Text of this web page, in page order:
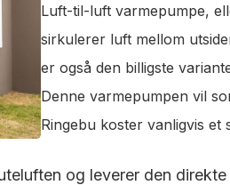
Luft-til-luft varmepumpe,
sirkulerer luft mellom
er også den billigste
Denne varmepumpen vil
Ringebu koster vanligvis et
og leverer den direkte